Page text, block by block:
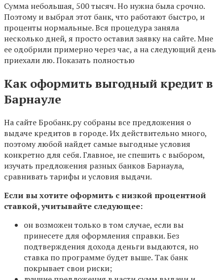
Сумма небольшая, 500 тысяч. Но нужна была срочно.
Поэтому и выбрал этот банк, что работают быстро, и
проценты нормальные. Вся процедура заняла
несколько дней, я просто оставил заявку на сайте. Мне
ее одобрили примерно через час, а на следующий день
приехали лю. Показать полностью
Как оформить выгодный кредит в
Барнауле
На сайте Бробанк.ру собраны все предложения о
выдаче кредитов в городе. Их действительно много,
поэтому любой найдет самые выгодные условия
конкретно для себя. Главное, не спешить с выбором,
изучать предложения разных банков Барнаула,
сравнивать тарифы и условия выдачи.
Если вы хотите оформить с низкой процентной
ставкой, учитывайте следующее:
он возможен только в том случае, если вы
принесете для оформления справки. Без
подтверждения дохода деньги выдаются, но
ставка по программе будет выше. Так банк
покрывает свои риски;